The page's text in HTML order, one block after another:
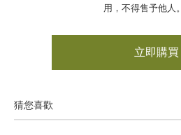
用，不得售予他人。
立即購買
猜您喜歡